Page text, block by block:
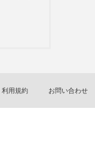
利用規約 お問い合わせ